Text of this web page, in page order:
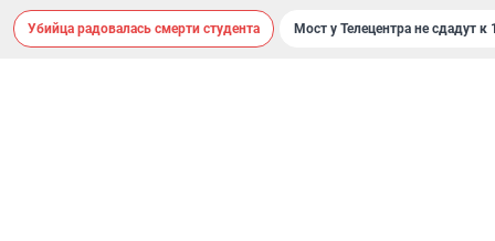
Убийца радовалась смерти студента Мост у Телецентра не сдадут к